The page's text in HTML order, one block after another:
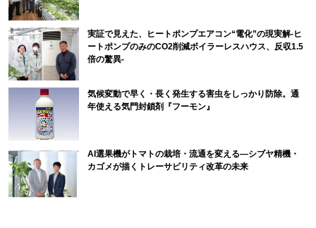
実証で見えた、ヒートポンプエアコン“電化”の現実解-ヒ
ートポンプのみのCO2削減ボイラーレスハウス、反収1.5
倍の驚異-
気候変動で早く・長く発生する害虫をしっかり防除。通
年使える気門封鎖剤『フーモン』
AI選果機がトマトの栽培・流通を変える―シブヤ精機・
カゴメが描くトレーサビリティ改革の未来